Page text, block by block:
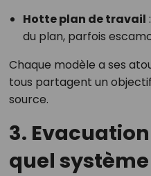
Hotte plan de travail
du plan, parfois
Chaque modèle a ses
tous partagent un
source.
3.
quel